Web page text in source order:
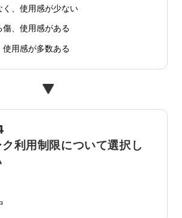
く、使用感が少ない
傷、使用感がある
使用感が多数ある
利用制限について選択し